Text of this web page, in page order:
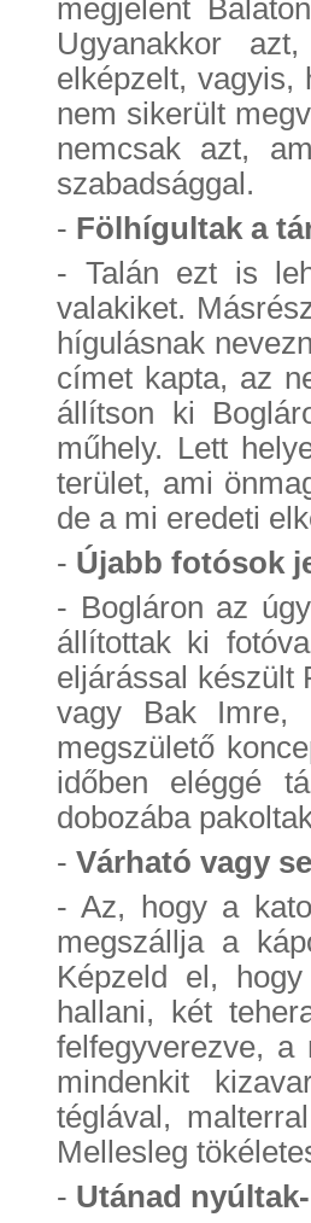
megjelent
Ugyanakkor
elképzelt, vagyis,
nem sikerült
nemcsak azt,
szabadsággal.
- Fölhígultak a
- Talán ezt is
valakiket.
hígulásnak
címet kapta, az
állítson ki
műhely. Lett
terület, ami
de a mi eredeti
- Újabb fotósok
- Bogláron az
állítottak ki
eljárással készült
vagy Bak Imre,
megszülető
időben eléggé
dobozába
- Várható vagy
- Az, hogy a
megszállja a
Képzeld el,
hallani, két
felfegyverezve, a
mindenkit
téglával,
Mellesleg
- Utánad